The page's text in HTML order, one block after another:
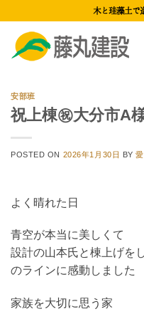
content
木と珪藻土で
安部班
祝上棟㊗大分市A
POSTED ON 2026年1月30日 BY愛
よく晴れた日
青空が本当に美しくて
設計の山本氏と棟上げを
のラインに感動しました
家族を大切に思う家